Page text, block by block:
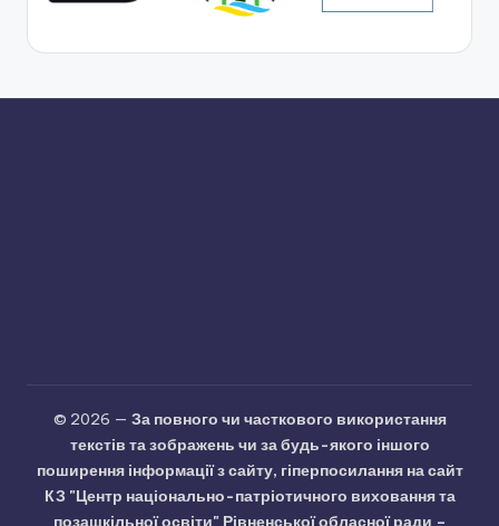
© 2026 — За повного чи часткового використання
текстів та зображень чи за будь-якого іншого
поширення інформації з сайту, гіперпосилання на сайт
КЗ "Центр національно-патріотичного виховання та
позашкільної освіти" Рівненської обласної ради –